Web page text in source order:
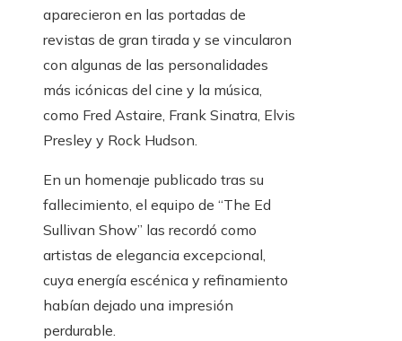
aparecieron en las portadas de
revistas de gran tirada y se vincularon
con algunas de las personalidades
más icónicas del cine y la música,
como Fred Astaire, Frank Sinatra, Elvis
Presley y Rock Hudson.
En un homenaje publicado tras su
fallecimiento, el equipo de “The Ed
Sullivan Show” las recordó como
artistas de elegancia excepcional,
cuya energía escénica y refinamiento
habían dejado una impresión
perdurable.